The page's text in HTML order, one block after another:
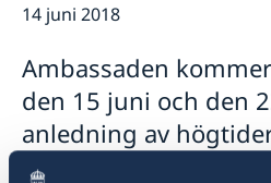
Team Sweden
Svenska företag i
Anmäl handelshinder
Ny handelskammare
mellan Sverige och
FAQ - Så stöttar vi svenska
Vad som gäller för
Viktig information för
Migrationsärenden för
Ukraina och Georgien
Rösta i Nordmakedonien
Sveriges
Nordmakedonien
14 juni 2018
Ambassaden
den 15 juni och den
anledning av
Bajram respektive